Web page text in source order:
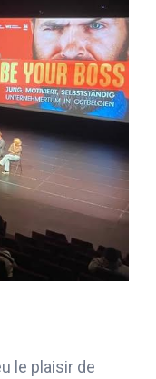
le plaisir de